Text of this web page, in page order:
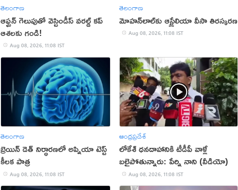
తెలంగాణ
ఆఫ్ఘన్ గెలుపుతో వెస్టిండీస్ వరల్డ్ కప్
ఆశలకు గండి!
Aug 08, 2026, 11:08 IST
తెలంగాణ
మోహన్‌లాల్‌కు ఆస్ట్రేలియా వీసా తిరస్కరణ
Aug 08, 2026, 11:08 IST
తెలంగాణ
బ్రెయిన్ డెత్ నిర్ధారణలో అప్నియా టెస్ట్
కీలక పాత్ర
Aug 08, 2026, 11:08 IST
ఆంధ్రప్రదేశ్
లోకేశ్ ధనదాహానికి టీడీపీ వాళ్లే
బలైపోతున్నారు: పేర్ని నాని (వీడియో)
Aug 08, 2026, 11:08 IST